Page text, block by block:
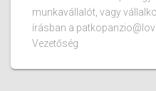
munkavállalót, vagy
írásban a
Vezetőség